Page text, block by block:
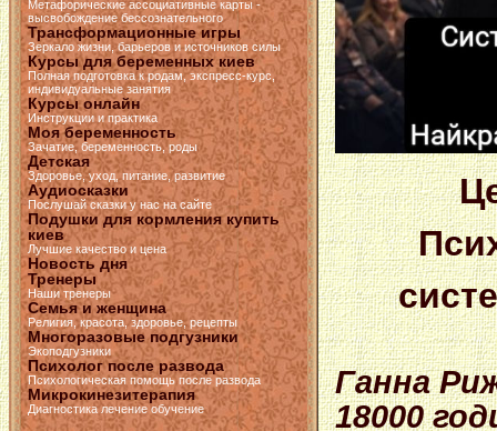
Метафорические ассоциативные карты -
высвобождение бессознательного
Трансформационные игры
Зеркало жизни, барьеров и источников силы
Курсы для беременных киев
Полная подготовка к родам, экспресс-курс,
индивидуальные занятия
Курсы онлайн
Инструкции и практика
Моя беременность
Зачатие, беременность, роды
Детская
Здоровье, уход, питание, развитие
Аудиосказки
Послушай сказки у нас на сайте
Подушки для кормления купить
киев
Лучшие качество и цена
Новость дня
Тренеры
Наши тренеры
Семья и женщина
Религия, красота, здоровье, рецепты
Многоразовые подгузники
Экоподгузники
Психолог после развода
Психологическая помощь после развода
Микрокинезитерапия
Диагностика лечение обучение
Ганна
18000